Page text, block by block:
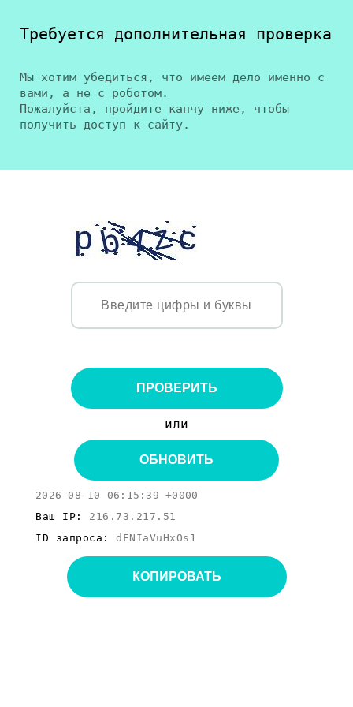
Требуется дополнительная проверка
Мы хотим убедиться, что имеем дело именно с
вами, а не с роботом.
Пожалуйста, пройдите капчу ниже, чтобы
получить доступ к сайту.
ПРОВЕРИТЬ
или
ОБНОВИТЬ
2026-08-10 06:15:39 +0000
Ваш IP: 216.73.217.51
ID запроса: dFNIaVuHxOs1
КОПИРОВАТЬ